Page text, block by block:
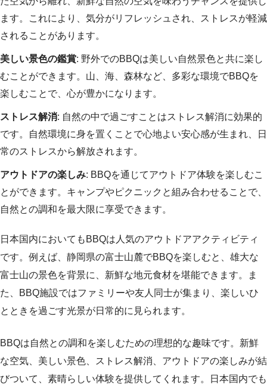
ます。これにより、気分がリフレッシュされ、ストレスが軽減
されることがあります。
美しい景色の鑑賞: 野外でのBBQは美しい自然景色と共に楽し
むことができます。山、海、森林など、多彩な環境でBBQを
楽しむことで、心が豊かになります。
ストレス解消: 自然の中で過ごすことはストレス解消に効果的
です。自然環境に身を置くことで心地よい安心感が生まれ、日
常のストレスから解放されます。
アウトドアの楽しみ: BBQを通じてアウトドア体験を楽しむこ
とができます。キャンプやピクニックと組み合わせることで、
自然との調和を最大限に享受できます。
日本国内においてもBBQは人気のアウトドアアクティビティ
です。例えば、静岡県の富士山麓でBBQを楽しむと、雄大な
富士山の景色を背景に、新鮮な地元食材を堪能できます。ま
た、BBQ施設ではファミリーや友人同士が集まり、楽しいひ
とときを過ごす光景が日常的に見られます。
BBQは自然との調和を楽しむための理想的な趣味です。新鮮
な空気、美しい景色、ストレス解消、アウトドアの楽しみが結
びついて、素晴らしい体験を提供してくれます。日本国内でも